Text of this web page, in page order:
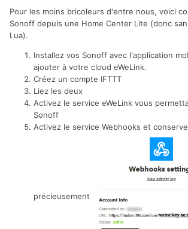
Pour les moins bricoleurs d'entre nous, voici
Sonoff depuis une Home Center Lite (donc
Lua).
Installez vos Sonoff avec l'application
ajouter à votre cloud eWeLink.
Créez un compte IFTTT
Liez les deux
Activez le service eWeLink vous
Sonoff
Activez le service Webhooks et
précieusement